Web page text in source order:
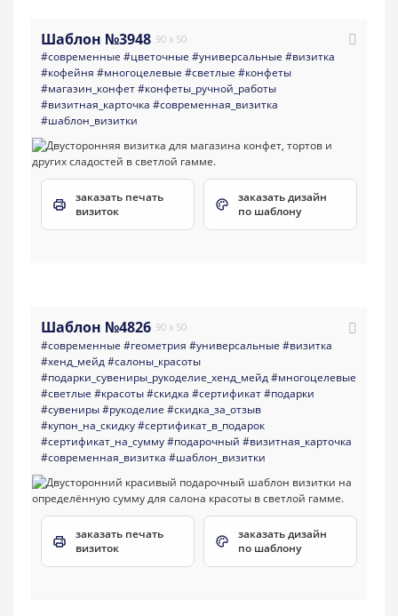
Шаблон №3948 90 x 50
#современные #цветочные #универсальные #визитка
#кофейня #многоцелевые #светлые #конфеты
#магазин_конфет#конфеты_ручной_работы
#визитная_карточка #современная_визитка
#шаблон_визитки
заказать печать
визиток
заказать дизайн
по шаблону
Шаблон №4826 90 x 50
#современные #геометрия #универсальные #визитка
#хенд_мейд#салоны_красоты
#подарки_сувениры_рукоделие_хенд_мейд#многоцелевые
#светлые #красоты#скидка #сертификат#подарки
#сувениры#рукоделие #скидка_за_отзыв
#купон_на_скидку#сертификат_в_подарок
#сертификат_на_сумму#подарочный #визитная_карточка
#современная_визитка #шаблон_визитки
заказать печать
визиток
заказать дизайн
по шаблону